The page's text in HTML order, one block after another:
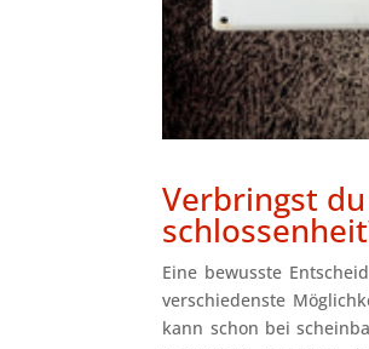
Verbringst
Eine bewusste
verschiedenste
kann schon bei